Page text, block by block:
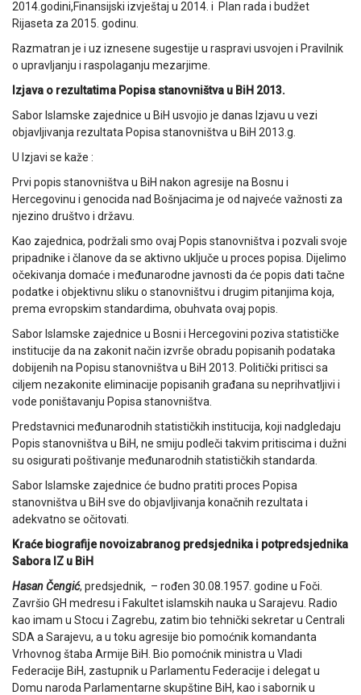
2014.godini,Finansijski izvještaj u 2014. i Plan rada i budžet
Rijaseta za 2015. godinu.
Razmatran je i uz iznesene sugestije u raspravi usvojen i Pravilnik
o upravljanju i raspolaganju mezarjime.
Izjava o rezultatima Popisa stanovništva u BiH 2013.
Sabor Islamske zajednice u BiH usvojio je danas Izjavu u vezi
objavljivanja rezultata Popisa stanovništva u BiH 2013.g.
U Izjavi se kaže :
Prvi popis stanovništva u BiH nakon agresije na Bosnu i
Hercegovinu i genocida nad Bošnjacima je od najveće važnosti za
njezino društvo i državu.
Kao zajednica, podržali smo ovaj Popis stanovništva i pozvali svoje
pripadnike i članove da se aktivno uključe u proces popisa. Dijelimo
očekivanja domaće i međunarodne javnosti da će popis dati tačne
podatke i objektivnu sliku o stanovništvu i drugim pitanjima koja,
prema evropskim standardima, obuhvata ovaj popis.
Sabor Islamske zajednice u Bosni i Hercegovini poziva statističke
institucije da na zakonit način izvrše obradu popisanih podataka
dobijenih na Popisu stanovništva u BiH 2013. Politički pritisci sa
ciljem nezakonite eliminacije popisanih građana su neprihvatljivi i
vode poništavanju Popisa stanovništva.
Predstavnici međunarodnih statističkih institucija, koji nadgledaju
Popis stanovništva u BiH, ne smiju podleči takvim pritiscima i dužni
su osigurati poštivanje međunarodnih statističkih standarda.
Sabor Islamske zajednice će budno pratiti proces Popisa
stanovništva u BiH sve do objavljivanja konačnih rezultata i
adekvatno se očitovati.
Kraće biografije novoizabranog predsjednika i potpredsjednika
Sabora IZ u BiH
Hasan Čengić, predsjednik, – rođen 30.08.1957. godine u Foči.
Završio GH medresu i Fakultet islamskih nauka u Sarajevu. Radio
kao imam u Stocu i Zagrebu, zatim bio tehnički sekretar u Centrali
SDA a Sarajevu, a u toku agresije bio pomoćnik komandanta
Vrhovnog štaba Armije BiH. Bio pomoćnik ministra u Vladi
Federacije BiH, zastupnik u Parlamentu Federacije i delegat u
Domu naroda Parlamentarne skupštine BiH, kao i sabornik u